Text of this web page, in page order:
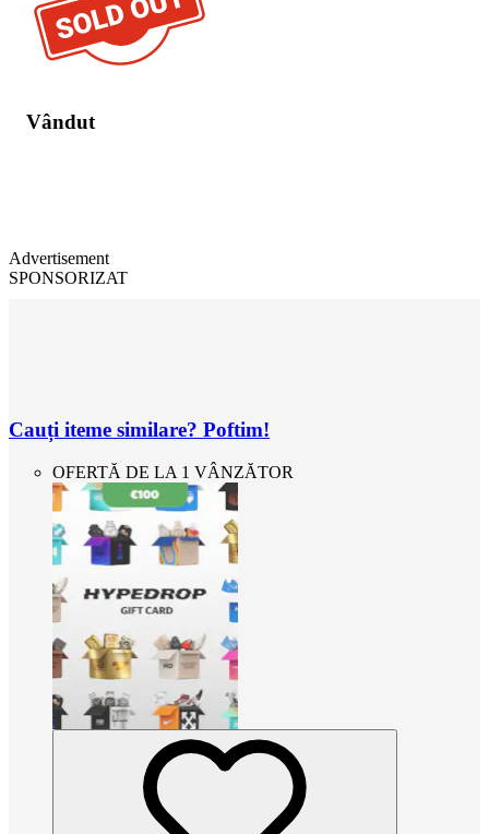
Vândut
Advertisement
SPONSORIZAT
Cauți iteme similare? Poftim!
OFERTĂ DE LA 1 VÂNZĂTOR